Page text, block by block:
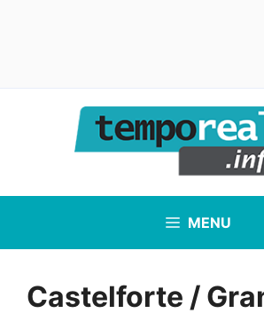
contenuto
MENU
Castelforte /